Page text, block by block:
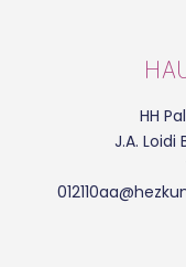
HH
J.A. Loidi